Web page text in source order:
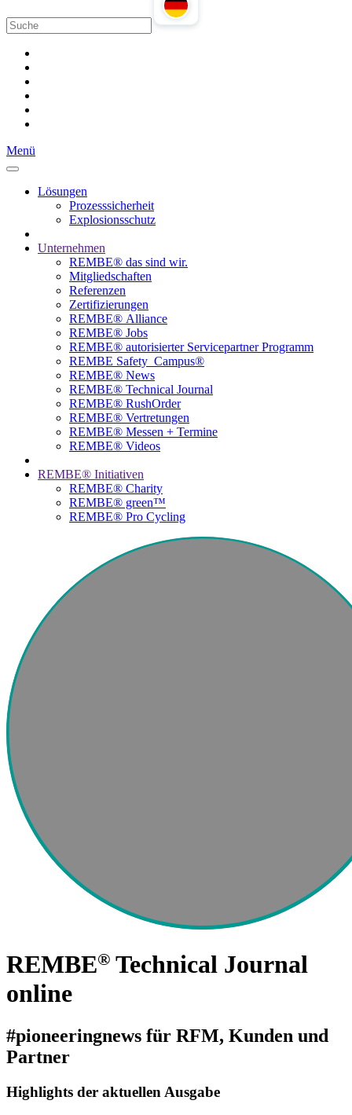
Menü
Lösungen
Prozesssicherheit
Explosionsschutz
Unternehmen
REMBE® das sind wir.
Mitgliedschaften
Referenzen
Zertifizierungen
REMBE® Alliance
REMBE® Jobs
REMBE® autorisierter­­ Servicepartner Programm
REMBE Safety_Campus®
REMBE® News
REMBE® Technical Journal
REMBE® RushOrder
REMBE® Vertretungen
REMBE® Messen + Termine
REMBE® Videos
REMBE® Initiativen
REMBE® Charity
REMBE® green™
REMBE® Pro Cycling
REMBE® Technical Journal
online
#pioneeringnews für RFM, Kunden und
Partner
Highlights der aktuellen Ausgabe